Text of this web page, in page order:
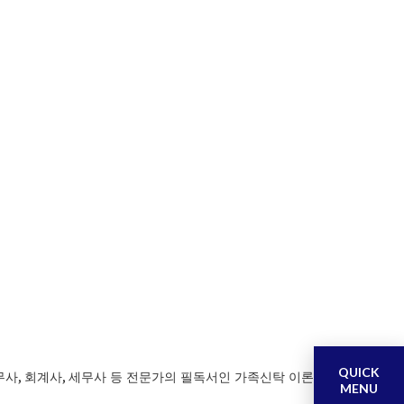
사, 회계사, 세무사 등 전문가의 필독서인 가족신탁 이론
QUICK
MENU